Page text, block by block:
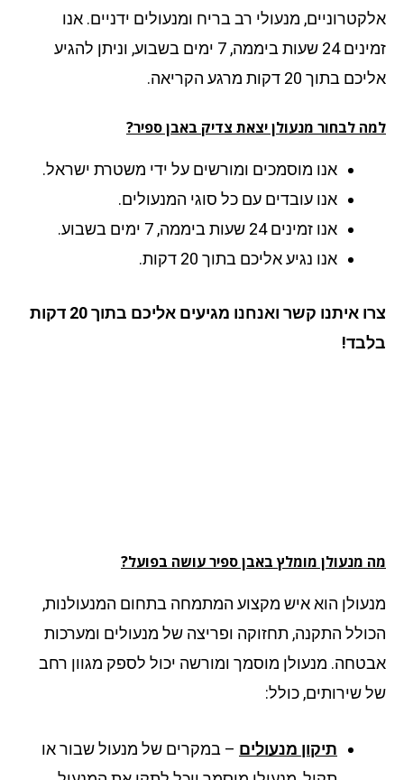
מנעולי רב בריח ומנעולים ידניים. אנו
זמינים 24 שעות ביממה, 7 ימים בשבוע, וניתן להגיע
20 דקות מרגע הקריאה.
לבחור מנעולן יצאת צדיק באבן ספיר?
אנו מוסמכים ומורשים על ידי משטרת ישראל.
אנו עובדים עם כל סוגי המנעולים.
אנו זמינים 24 שעות ביממה, 7 ימים בשבוע.
אנו נגיע אליכם בתוך 20 דקות.
צרו איתנו קשר ואנחנו מגיעים אליכם בתוך 20 דקות
מנעולן מומלץ באבן ספיר עושה בפועל?
הוא איש מקצוע המתמחה בתחום המנעולנות,
התקנה, תחזוקה ופריצה של מנעולים ומערכות
מנעולן מוסמך ומורשה יכול לספק מגוון רחב
שירותים, כולל:
תיקון מנעולים– במקרים של מנעול שבור או